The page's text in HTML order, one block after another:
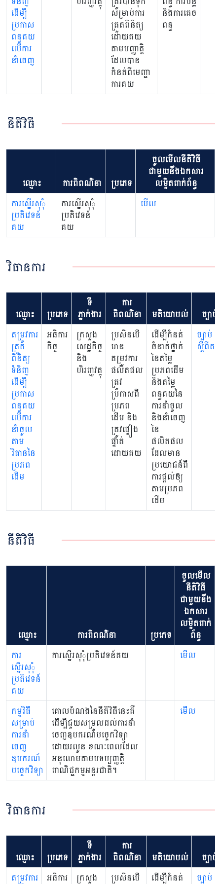
ដើម្បី
ប្រកាស
ពន្ធគយ
លើការ
នាំចេញ
សម្រាប់ការ
ត្រួតពិនិត្យ
ដោយគយ
តាមបញ្ញាត្តិ
ដែលបាន
កំនត់ពីមេញ្ជា
ការគយ
និងការគេច
ពន្ធ
នីតិវិធី
ឈ្មោះ ការពិពណ៌នា ប្រភេទ
ចូលមើលនីតិវិធី
ជាមួយនឹងឯកសារ
លម្អិតពាក់ព័ន្ធ
ការស្នើរសុុំ
ប្រតិវេទន៍
គយ
ការស្នើរសុុំ
ប្រតិវេទន៍
គយ
មើល
វិធានការ
ឈ្មោះ ប្រភេទ
ទី
ភ្នាក់ងារ
ការ
ពិពណ៌នា
មតិយោបល់ ច្បាប់
តម្រូវការ
ត្រួត
ពិនិត្យ
ទំនិញ
ដើម្បី
ប្រកាស
ពន្ធគយ
លើការ
នាំចូល
តាម
វិធាននៃ
ប្រភព
ដើម
អធិការ
កិច្ច
ក្រសួង
សេដ្ឋកិច្ច
និង
ហិរញ្ញវត្ថុ
ប្រសិនបើ
មាន
តម្រូវការ
ផលិតផល
ត្រូវ
ប្រកាសពី
ប្រភព
ដើម និង
ត្រូវផ្ទៀង
ផ្ទាត់
ដោយគយ
ដើម្បីកំនត់
ចំនាត់ថ្នាក់
នៃតម្លៃ
ប្រភពដើម
និងតម្លៃ
ពន្ធគយនៃ
ការនាំចូល
និងនាំចេញ
នៃ
ផលិតផល
ដែលមាន
ប្រយោជន៍ពី
ការផ្តល់ឲ្យ
តាមប្រភព
ដើម
ច្បាប់
ស្តីពីគយ
នីតិវិធី
ឈ្មោះ ការពិពណ៌នា ប្រភេទ
ចូលមើល
នីតិវិធី
ជាមួយនឹង
ឯកសារ
លម្អិតពាក់
ព័ន្ធ
ការ
ស្នើរសុុំ
ប្រតិវេទន៍
គយ
ការស្នើរសុុំប្រតិវេទន៍គយ មើល
កម្មវិធី
សម្រាប់
ការនាំ
ចេញ
ឧបករណ៍
បច្ចេកវិទ្យា
គោលបំណងនៃនីតិវិធីនេះគឺ
ដើម្បីជួយសម្រួលដល់ការនាំ
ចេញឧបករណ៍បច្ចេកវិទ្យា
ដោយរលូន ខណៈពេលដែល
អនុលោមតាមបទប្បញ្ញត្តិ
ពាណិជ្ជកម្មអន្តរជាតិ។
មើល
វិធានការ
ឈ្មោះ ប្រភេទ
ទី
ភ្នាក់ងារ
ការ
ពិពណ៌នា
មតិយោបល់ ច្បាប់
តម្រូវការ
អធិការ
ក្រសួង
ប្រសិនបើ
ដើម្បីកំនត់
ច្បាប់